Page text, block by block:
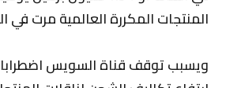
المنتجات المكررة العالمية مرت في
ويسبب توقف قناة السويس